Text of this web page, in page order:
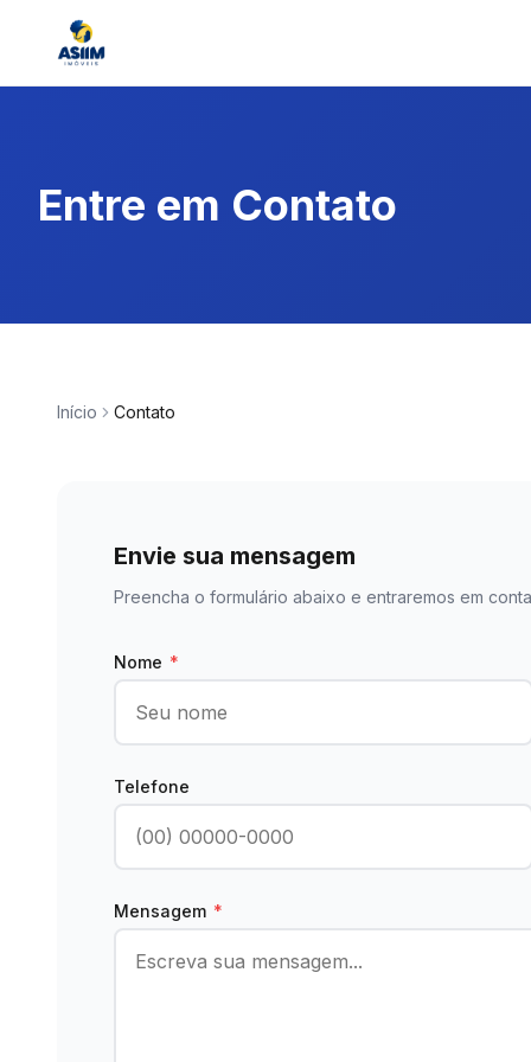
Entre em Contato
Início Contato
Envie sua mensagem
Preencha o formulário abaixo e entraremos em
Nome *
Telefone
Mensagem *